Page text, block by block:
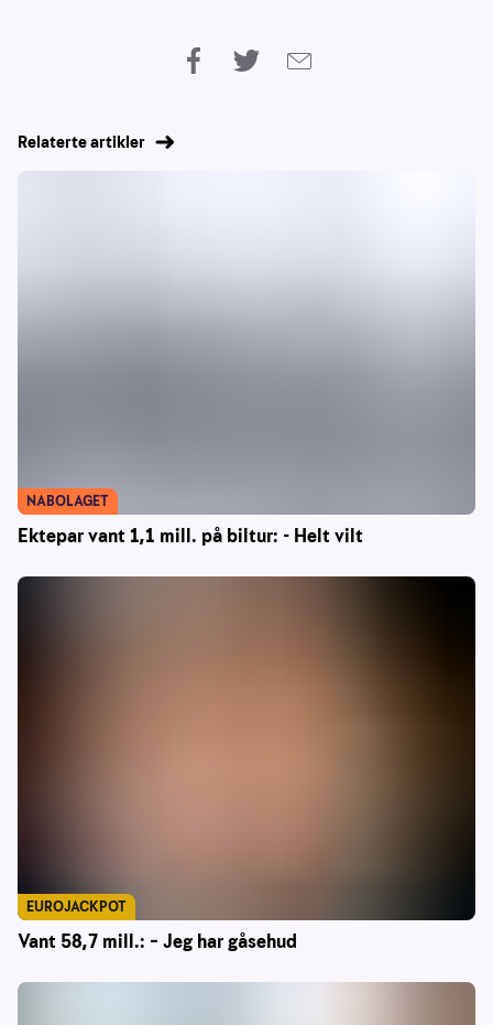
Relaterte artikler
Ektepar vant 1,1 mill. på biltur: - Helt vilt
NABOLAGET
Vant 58,7 mill.: – Jeg har gåsehud
EUROJACKPOT